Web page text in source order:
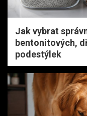
Jak vybrat
bentonitových,
podestýlek